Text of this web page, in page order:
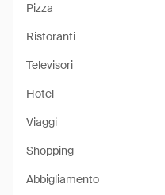
Pizza
Ristoranti
Televisori
Hotel
Viaggi
Shopping
Abbigliamento